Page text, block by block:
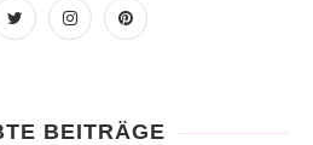
BEITRÄGE